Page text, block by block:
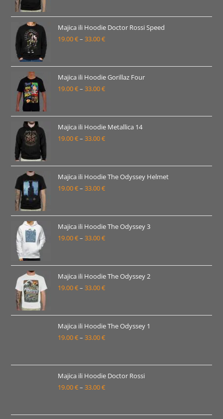
od
19.00 €
do
Majica ili Hoodie Doctor Rossi Speed
19.00€– 33.00€Raspon
od
19.00 €
do
Majica ili Hoodie Gorillaz Four
19.00€– 33.00€Raspon
od
19.00 €
do
Majica ili Hoodie Metallica 14
19.00€– 33.00€Raspon
od
19.00 €
do
Majica ili Hoodie The Odyssey Helmet
19.00€– 33.00€Raspon
od
19.00 €
do
Majica ili Hoodie The Odyssey 3
19.00€– 33.00€Raspon
od
19.00 €
do
Majica ili Hoodie The Odyssey 2
19.00€– 33.00€Raspon
od
19.00 €
do
Majica ili Hoodie The Odyssey 1
19.00€– 33.00€Raspon
od
19.00 €
do
Majica ili Hoodie Doctor Rossi
19.00€– 33.00€Raspon
od